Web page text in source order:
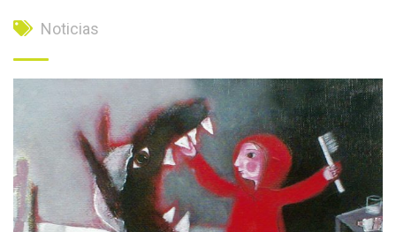
Noticias